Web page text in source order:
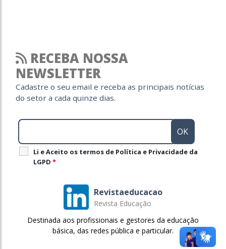
RECEBA NOSSA
NEWSLETTER
Cadastre o seu email e receba as principais notícias
do setor a cada quinze dias.
Li e Aceito os termos de Política e Privacidade da
LGPD *
Revistaeducacao
Revista Educação
Destinada aos profissionais e gestores da educação
básica, das redes pública e particular.